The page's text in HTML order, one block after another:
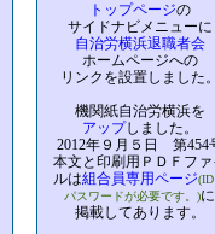
トップページの
サイドナビメニューに
自治労横浜退職者会
ホームページへの
リンクを設置しました
機関紙自治労横浜を
アップしました。
2012年９月５日 第454
本文と印刷用ＰＤＦファ
ルは組合員専用ページ
パスワードが必要です。)に
掲載してあります。